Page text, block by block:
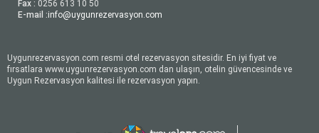
Fax : 0256 613 10 50
E-mail :info@uygunrezervasyon.com
Uygunrezervasyon.com resmi otel rezervasyon sitesidir. En iyi fiyat ve
fırsatlara www.uygunrezervasyon.com dan ulaşın, otelin güvencesinde ve
Uygun Rezervasyon kalitesi ile rezervasyon yapın.